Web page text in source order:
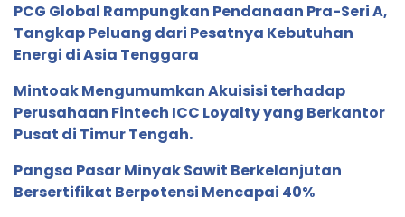
PCG Global Rampungkan Pendanaan Pra-Seri A,
Tangkap Peluang dari Pesatnya Kebutuhan
Energi di Asia Tenggara
Mintoak Mengumumkan Akuisisi terhadap
Perusahaan Fintech ICC Loyalty yang Berkantor
Pusat di Timur Tengah.
Pangsa Pasar Minyak Sawit Berkelanjutan
Bersertifikat Berpotensi Mencapai 40%